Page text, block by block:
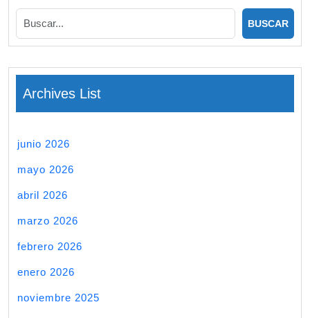
Archives List
junio 2026
mayo 2026
abril 2026
marzo 2026
febrero 2026
enero 2026
noviembre 2025